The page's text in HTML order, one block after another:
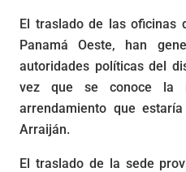
El traslado de las oficinas
Panamá Oeste, han
autoridades políticas del
vez que se conoce la
arrendamiento que
Arraiján.
El traslado de la sede